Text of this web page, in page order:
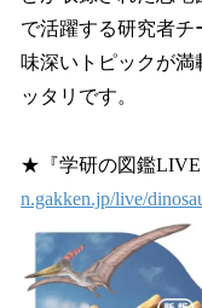
で活躍する研究者
味深いトピックが
ッタリです。
★『学研の図鑑LIVE
n.gakken.jp/live/